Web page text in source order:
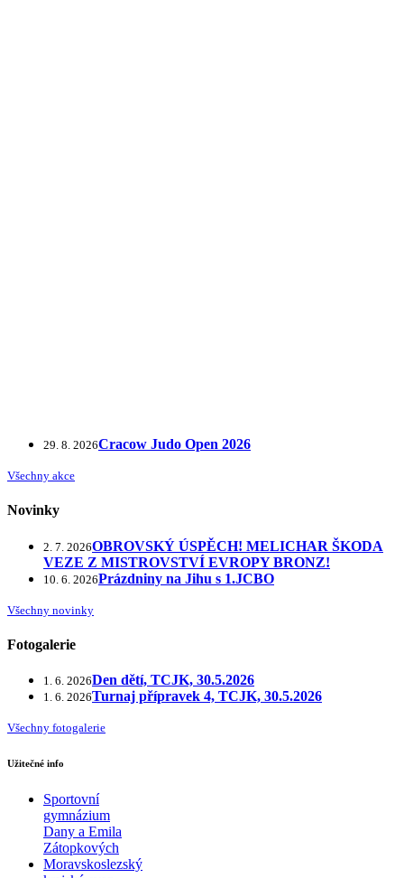
29. 8. 2026Cracow Judo Open 2026
Všechny akce
Novinky
2. 7. 2026OBROVSKÝ ÚSPĚCH! MELICHAR ŠKODA
VEZE Z MISTROVSTVÍ EVROPY BRONZ!
10. 6. 2026Prázdniny na Jihu s 1.JCBO
Všechny novinky
Fotogalerie
1. 6. 2026Den dětí, TCJK, 30.5.2026
1. 6. 2026Turnaj přípravek 4, TCJK, 30.5.2026
Všechny fotogalerie
Užitečné info
Sportovní
gymnázium
Dany a Emila
Zátopkových
Moravskoslezský